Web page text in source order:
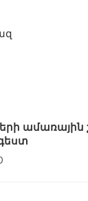
ամառային